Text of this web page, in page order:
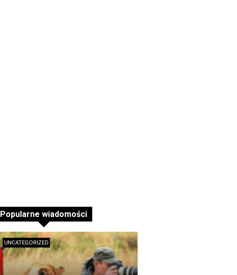
Popularne wiadomości
UNCATEGORIZED